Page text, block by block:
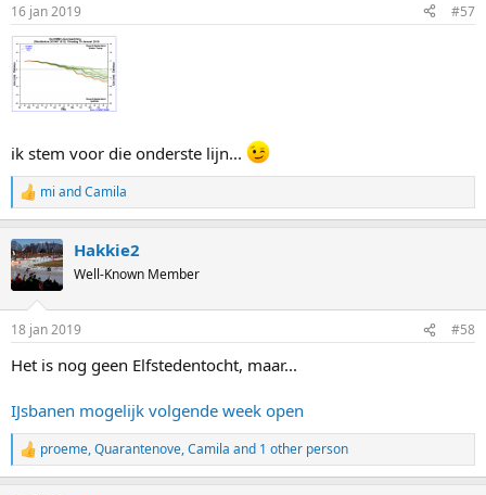
16 jan 2019 #57
ik stem voor die onderste lijn...
R
e
c
t
i
s
mi andCamila
Hakkie2
Well-Known Member
18 jan 2019 #58
Het is nog geen Elfstedentocht, maar...
IJsbanen mogelijk volgende week open
R
e
proeme,Quarantenove,Camila and 1 other person